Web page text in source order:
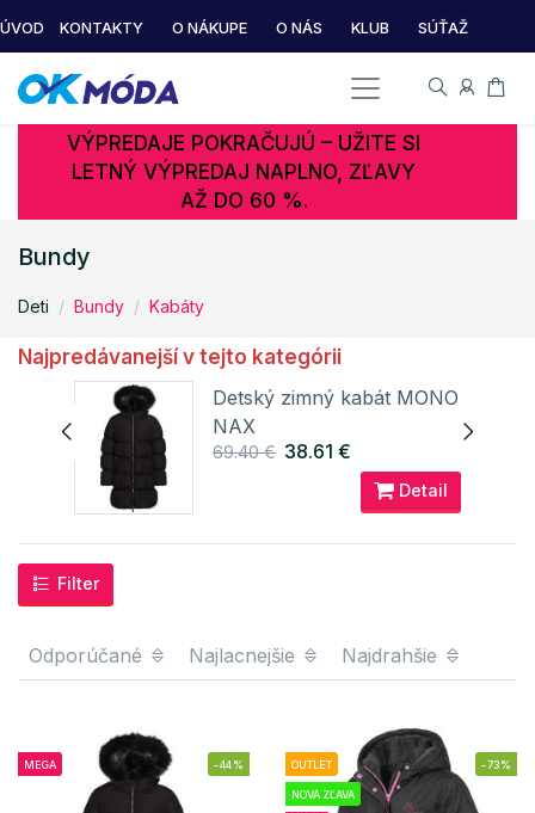
ÚVOD KONTAKTY O NÁKUPE O NÁS KLUB SÚŤAŽ
VÝPREDAJE POKRAČUJÚ – UŽITE SI
LETNÝ VÝPREDAJ NAPLNO, ZĽAVY
AŽ DO 60 %.
Bundy
Deti Bundy Kabáty
Najpredávanejší v tejto kategórii
Detský zimný kabát MONO
NAX
69.40 € 38.61 €
Detail
Filter
Odporúčané Najlacnejšie Najdrahšie
MEGA -44% OUTLET
NOVÁ ZĽAVA
-73%